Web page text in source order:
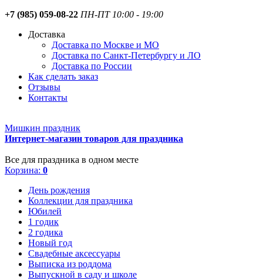
+7 (985) 059-08-22 ПН-ПТ 10:00 - 19:00
Доставка
Доставка по Москве и МО
Доставка по Санкт-Петербургу и ЛО
Доставка по России
Как сделать заказ
Отзывы
Контакты
Мишкин праздник
Интернет-магазин товаров для праздника
Все для праздника в одном месте
Корзина: 0
День рождения
Коллекции для праздника
Юбилей
1 годик
2 годика
Новый год
Свадебные аксессуары
Выписка из роддома
Выпускной в саду и школе